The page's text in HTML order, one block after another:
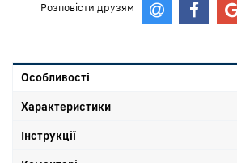
Розповісти друзям
Особливості
Характеристики
Інструкції